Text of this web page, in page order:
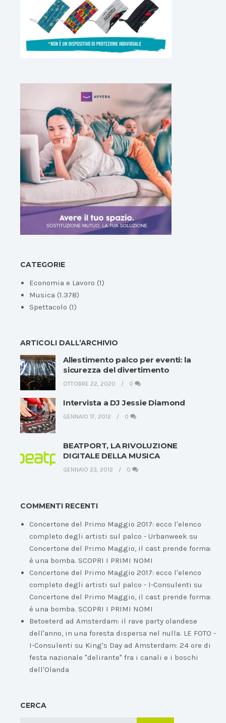
CATEGORIE
Economia e Lavoro (1)
Musica (1.378)
Spettacolo (1)
ARTICOLI DALL’ARCHIVIO
Allestimento palco per eventi: la
sicurezza del divertimento
OTTOBRE 22, 2020 0
Intervista a DJ Jessie Diamond
GENNAIO 17, 2012 0
BEATPORT, LA RIVOLUZIONE
DIGITALE DELLA MUSICA
GENNAIO 23, 2012 0
COMMENTI RECENTI
Concertone del Primo Maggio 2017: ecco l'elenco
completo degli artisti sul palco - Urbanweek su
Concertone del Primo Maggio, il cast prende forma:
è una bomba. SCOPRI I PRIMI NOMI
Concertone del Primo Maggio 2017: ecco l'elenco
completo degli artisti sul palco - I-Consulenti su
Concertone del Primo Maggio, il cast prende forma:
è una bomba. SCOPRI I PRIMI NOMI
Betoeterd ad Amsterdam: il rave party olandese
dell'anno, in una foresta dispersa nel nulla. LE FOTO -
I-Consulenti su King's Day ad Amsterdam: 24 ore di
festa nazionale "delirante" fra i canali e i boschi
dell'Olanda
CERCA